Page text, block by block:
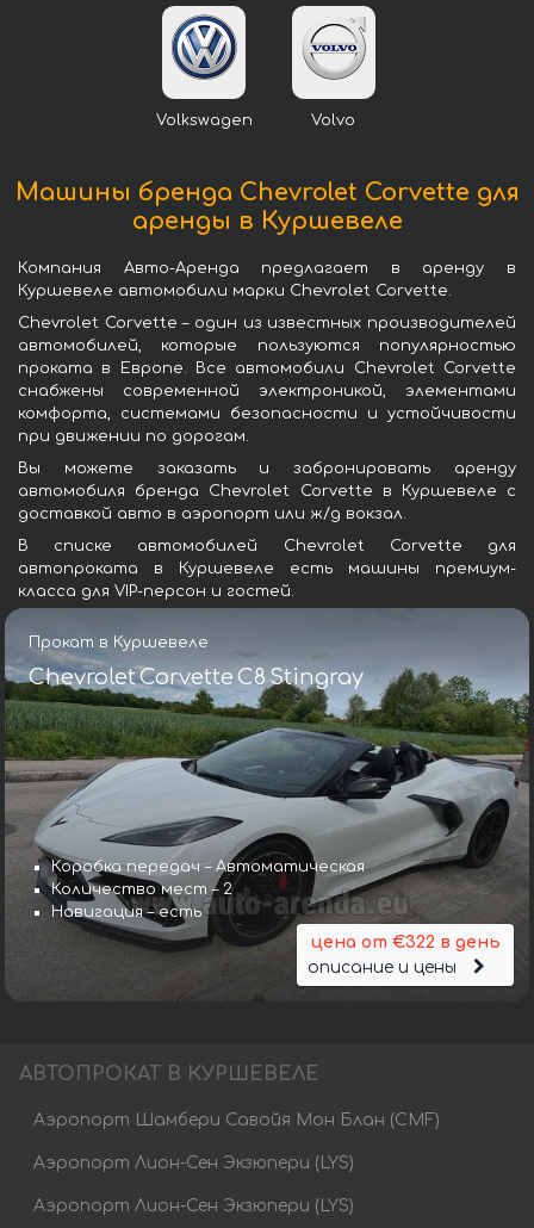
Volkswagen Volvo
Машины бренда Chevrolet Corvette для
аренды в Куршевеле
Компания Авто-Аренда предлагает в аренду в
Куршевеле автомобили марки Chevrolet Corvette.
Chevrolet Corvette – один из известных производителей
автомобилей, которые пользуются популярностью
проката в Европе. Все автомобили Chevrolet Corvette
снабжены современной электроникой, элементами
комфорта, системами безопасности и устойчивости
при движении по дорогам.
Вы можете заказать и забронировать аренду
автомобиля бренда Chevrolet Corvette в Куршевеле с
доставкой авто в аэропорт или ж/д вокзал.
В списке автомобилей Chevrolet Corvette для
автопроката в Куршевеле есть машины премиум-
класса для VIP-персон и гостей.
Прокат в Куршевеле
Chevrolet Corvette C8 Stingray
Коробка передач – Автоматическая
Количество мест – 2
Навигация – есть
цена от €322 в день
описание и цены
АВТОПРОКАТ В КУРШЕВЕЛЕ
Аэропорт Шамбери Савойя Мон Блан (CMF)
Аэропорт Лион-Сен Экзюпери (LYS)
Аэропорт Лион-Сен Экзюпери (LYS)